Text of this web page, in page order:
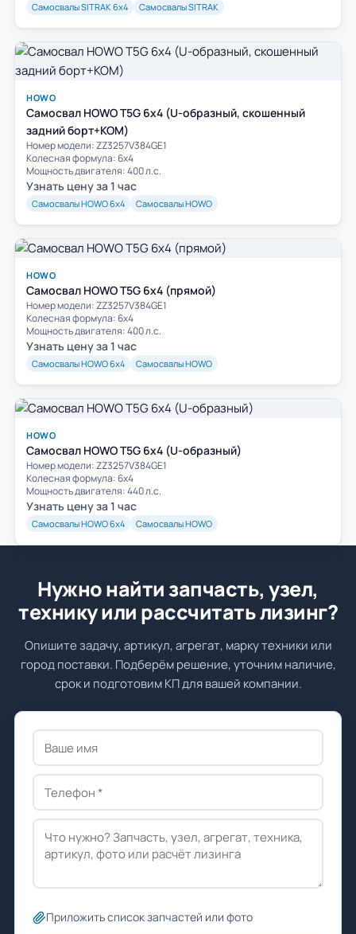
Самосвалы SITRAK 6х4 Самосвалы SITRAK
HOWO
Самосвал HOWO T5G 6x4 (U-образный, скошенный
задний борт+КОМ)
Номер модели: ZZ3257V384GE1
Колесная формула: 6х4
Мощность двигателя: 400 л.с.
Узнать цену за 1 час
Самосвалы HOWO 6х4 Самосвалы HOWO
HOWO
Самосвал HOWO T5G 6x4 (прямой)
Номер модели: ZZ3257V384GE1
Колесная формула: 6х4
Мощность двигателя: 400 л.с.
Узнать цену за 1 час
Самосвалы HOWO 6х4 Самосвалы HOWO
HOWO
Самосвал HOWO T5G 6x4 (U-образный)
Номер модели: ZZ3257V384GE1
Колесная формула: 6х4
Мощность двигателя: 440 л.с.
Узнать цену за 1 час
Самосвалы HOWO 6х4 Самосвалы HOWO
Нужно найти запчасть, узел,
технику или рассчитать лизинг?
Опишите задачу, артикул, агрегат, марку техники или
город поставки. Подберём решение, уточним наличие,
срок и подготовим КП для вашей компании.
Приложить список запчастей или фото